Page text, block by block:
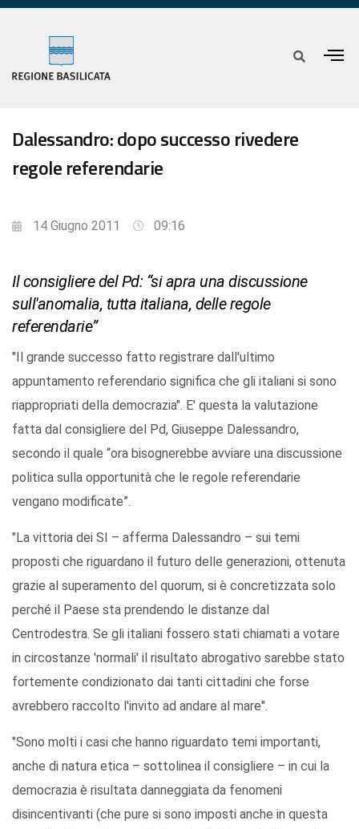
Dalessandro: dopo successo rivedere
regole referendarie
14 Giugno 2011 09:16
Il consigliere del Pd: “si apra una discussione
sull'anomalia, tutta italiana, delle regole
referendarie”
"Il grande successo fatto registrare dall'ultimo
appuntamento referendario significa che gli italiani si sono
riappropriati della democrazia". E' questa la valutazione
fatta dal consigliere del Pd, Giuseppe Dalessandro,
secondo il quale “ora bisognerebbe avviare una discussione
politica sulla opportunità che le regole referendarie
vengano modificate”.
"La vittoria dei SI – afferma Dalessandro – sui temi
proposti che riguardano il futuro delle generazioni, ottenuta
grazie al superamento del quorum, si è concretizzata solo
perché il Paese sta prendendo le distanze dal
Centrodestra. Se gli italiani fossero stati chiamati a votare
in circostanze 'normali' il risultato abrogativo sarebbe stato
fortemente condizionato dai tanti cittadini che forse
avrebbero raccolto l'invito ad andare al mare".
"Sono molti i casi che hanno riguardato temi importanti,
anche di natura etica – sottolinea il consigliere – in cui la
democrazia è risultata danneggiata da fenomeni
disincentivanti (che pure si sono imposti anche in questa